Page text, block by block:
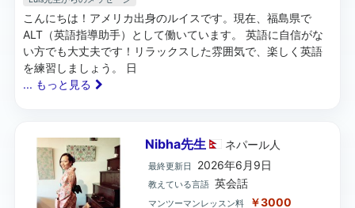
こんにちは！アメリカ出身のルイスです。現在、福島県で
ALT（英語指導助手）として働いています。 英語に自信がな
い方でも大丈夫です！リラックスした雰囲気で、楽しく英語
を練習しましょう。 日
... もっと見る
Nibha先生 ネパール人
最終更新日 2026年6月9日
教えている言語 英会話
マンツーマンレッスン料 ￥3000